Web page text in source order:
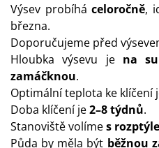
Výsev probíhá celoročně,
března.
Doporučujeme před
Hloubka výsevu je na
zamáčknou.
Optimální teplota ke klíčení
Doba klíčení je2–8 týdnů.
Stanoviště volímes
Půda by měla být běžnou